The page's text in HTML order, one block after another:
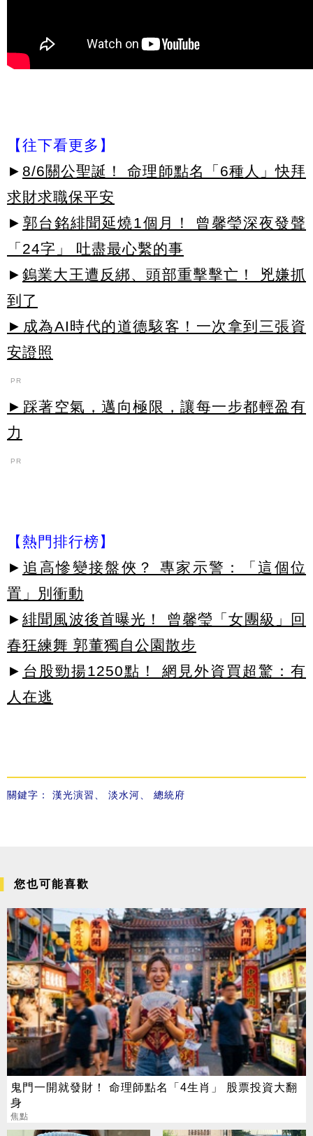
【往下看更多】
► 8/6關公聖誕！ 命理師點名「6種人」快拜
求財求職保平安
► 郭台銘緋聞延燒1個月！ 曾馨瑩深夜發聲
「24字」 吐盡最心繫的事
► 鎢業大王遭反綁、頭部重擊擊亡！ 兇嫌抓
到了
►成為AI時代的道德駭客！一次拿到三張資
安證照
PR
►踩著空氣，邁向極限，讓每一步都輕盈有
力
PR
【熱門排行榜】
► 追高慘變接盤俠？ 專家示警：「這個位
置」別衝動
► 緋聞風波後首曝光！ 曾馨瑩「女團級」回
春狂練舞 郭董獨自公園散步
► 台股勁揚1250點！ 網見外資買超驚：有
人在逃
關鍵字： 漢光演習、 淡水河、 總統府
您也可能喜歡
鬼門一開就發財！ 命理師點名「4生肖」 股票投資大翻
身
焦點